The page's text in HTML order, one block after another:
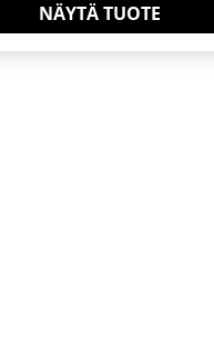
NÄYTÄ TUOTE